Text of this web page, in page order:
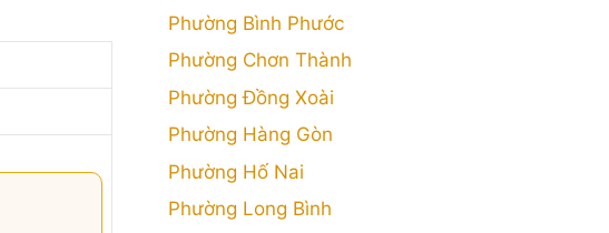
Phường Bình Phước
Phường Chơn Thành
Phường Đồng Xoài
Phường Hàng Gòn
Phường Hố Nai
Phường Long Bình